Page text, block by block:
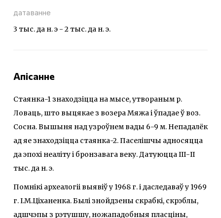
датаванне
3 тыс. да н. э - 2 тыс. да н. э.
Апісанне
Стаянка-1 знаходзіцца на мысе, утвораным р.
Ловаць, што выцякае з возера Мяжа і ўпадае ў воз.
Сосна. Вышыня над узроўнем вады 6-9 м. Непадалёк
ад яе знаходзіцца стаянка-2. Паселішчы адносяцца
да эпохі неаліту і бронзавага веку. Датуюцца ІІІ-ІІ
тыс. да н. э.
Помнікі археалогіі выявіў у 1968 г. і даследаваў у 1969
г. І.М.Ціханенка. Былі знойдзены скрабкі, скрэблы,
адшчэпы з рэтушшу, ножападобныя пласціны,